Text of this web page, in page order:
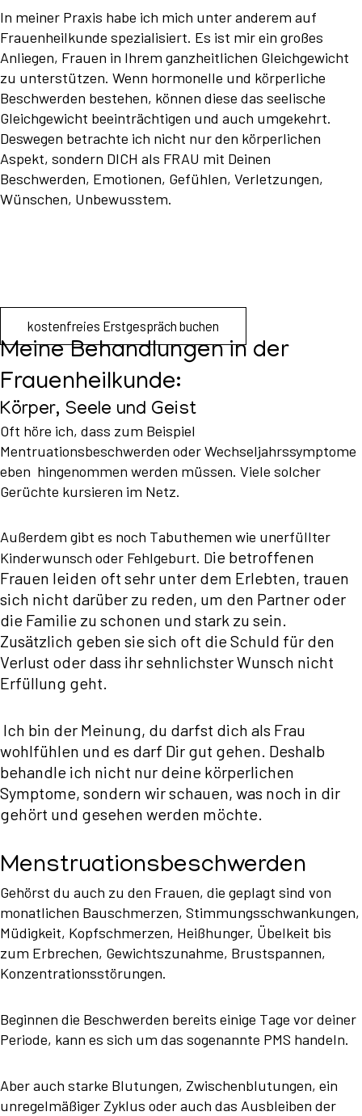
In meiner Praxis habe ich mich unter anderem auf
Frauenheilkunde spezialisiert. Es ist mir ein großes
Anliegen, Frauen in Ihrem ganzheitlichen Gleichgewicht
zu unterstützen. Wenn hormonelle und körperliche
Beschwerden bestehen, können diese das seelische
Gleichgewicht beeinträchtigen und auch umgekehrt.
Deswegen betrachte ich nicht nur den körperlichen
Aspekt, sondern DICH als FRAU mit Deinen
Beschwerden, Emotionen, Gefühlen, Verletzungen,
Wünschen, Unbewusstem.
kostenfreies Erstgespräch buchen
Meine Behandlungen in der
Frauenheilkunde:
Körper, Seele und Geist
Oft höre ich, dass zum Beispiel
Mentruationsbeschwerden oder Wechseljahrssymptome
eben hingenommen werden müssen. Viele solcher
Gerüchte kursieren im Netz.
Außerdem gibt es noch Tabuthemen wie unerfüllter
Kinderwunsch oder Fehlgeburt. Die betroffenen
Frauen leiden oft sehr unter dem Erlebten, trauen
sich nicht darüber zu reden, um den Partner oder
die Familie zu schonen und stark zu sein.
Zusätzlich geben sie sich oft die Schuld für den
Verlust oder dass ihr sehnlichster Wunsch nicht
Erfüllung geht.
Ich bin der Meinung, du darfst dich als Frau
wohlfühlen und es darf Dir gut gehen. Deshalb
behandle ich nicht nur deine körperlichen
Symptome, sondern wir schauen, was noch in dir
gehört und gesehen werden möchte.
Menstruationsbeschwerden
Gehörst du auch zu den Frauen, die geplagt sind von
monatlichen Bauschmerzen, Stimmungsschwankungen,
Müdigkeit, Kopfschmerzen, Heißhunger, Übelkeit bis
zum Erbrechen, Gewichtszunahme, Brustspannen,
Konzentrationsstörungen.
Beginnen die Beschwerden bereits einige Tage vor deiner
Periode, kann es sich um das sogenannte PMS handeln.
Aber auch starke Blutungen, Zwischenblutungen, ein
unregelmäßiger Zyklus oder auch das Ausbleiben der